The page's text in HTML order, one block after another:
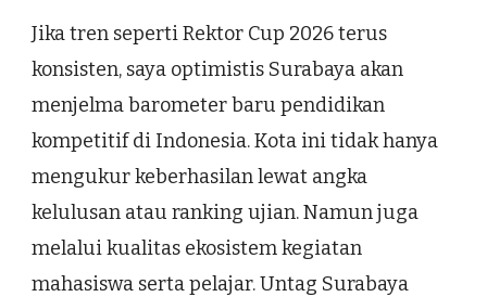
Jika tren seperti Rektor Cup 2026 terus
konsisten, saya optimistis Surabaya akan
menjelma barometer baru pendidikan
kompetitif di Indonesia. Kota ini tidak hanya
mengukur keberhasilan lewat angka
kelulusan atau ranking ujian. Namun juga
melalui kualitas ekosistem kegiatan
mahasiswa serta pelajar. Untag Surabaya